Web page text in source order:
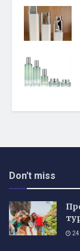
Don't miss